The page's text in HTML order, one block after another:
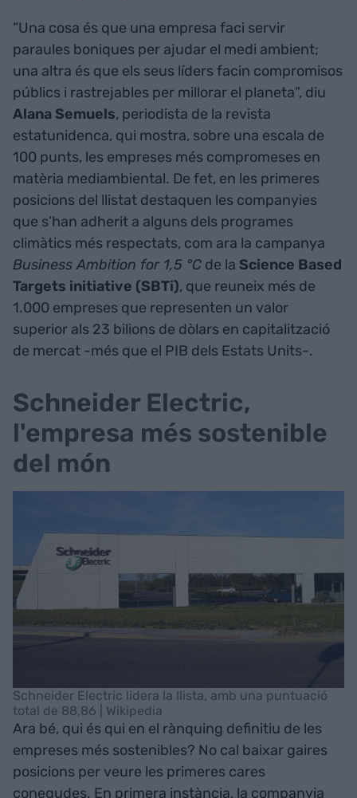
“Una cosa és que una empresa faci servir
paraules boniques per ajudar el medi ambient;
una altra és que els seus líders facin compromisos
públics i rastrejables per millorar el planeta”, diu
Alana Semuels, periodista de la revista
estatunidenca, qui mostra, sobre una escala de
100 punts, les empreses més compromeses en
matèria mediambiental. De fet, en les primeres
posicions del llistat destaquen les companyies
que s’han adherit a alguns dels programes
climàtics més respectats, com ara la campanya
Business Ambition for 1,5 °C de la Science Based
Targets initiative (SBTi), que reuneix més de
1.000 empreses que representen un valor
superior als 23 bilions de dòlars en capitalització
de mercat -més que el PIB dels Estats Units-.
Schneider Electric,
l'empresa més sostenible
del món
Schneider Electric lidera la llista, amb una puntuació
total de 88,86 | Wikipedia
Ara bé, qui és qui en el rànquing definitiu de les
empreses més sostenibles? No cal baixar gaires
posicions per veure les primeres cares
conegudes. En primera instància, la companyia